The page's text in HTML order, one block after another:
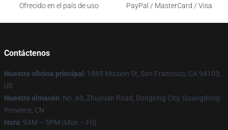
Ofrecido en el país de uso
PayPal / MasterCard / Visa
Contáctenos
Nuestra oficina principal : 1885 Mission St, San Francisco, CA 94103,
US
Nuestro almacén: No. 69, Zhuyuan Road, Dongxing City, Guangdong
Province, CN
Hora: 9AM – 5PM (Mon – Fri)